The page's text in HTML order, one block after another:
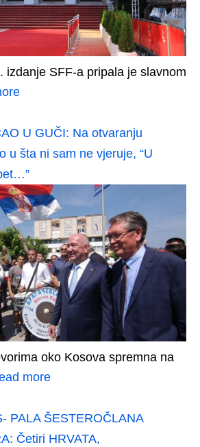
izdanje SFF-a pripala je slavnom
U GUČI: Na otvaranju
u šta ni sam ne vjeruje, “U
oko Kosova spremna na
more
PALA ŠESTEROČLANA
Četiri HRVATA,